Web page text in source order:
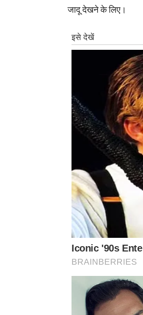
जादू देखने के लिए।